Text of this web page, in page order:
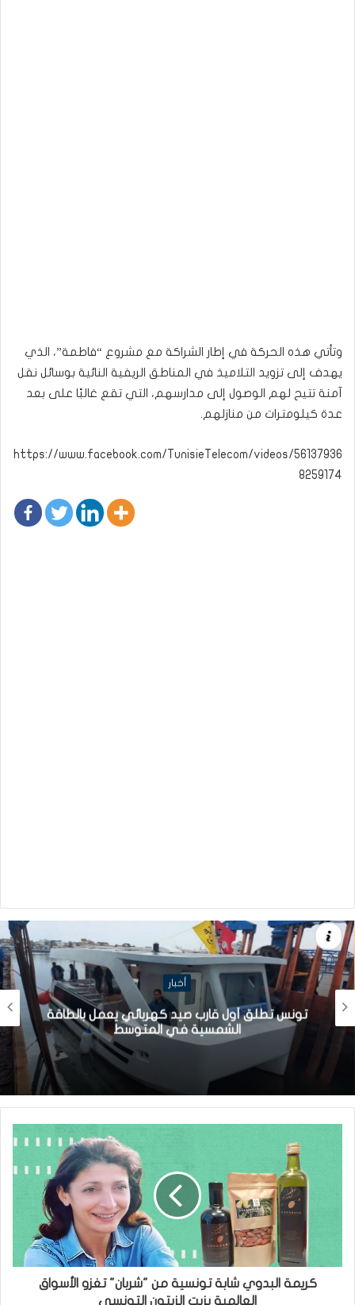
وتأتي هذه الحركة في إطار الشراكة مع مشروع “فاطمة”، الذي
يهدف إلى تزويد التلاميذ في المناطق الريفية النائية بوسائل نقل
آمنة تتيح لهم الوصول إلى مدارسهم، التي تقع غالبًا على بعد
عدة كيلومترات من منازلهم.
https://www.facebook.com/TunisieTelecom/videos/56137936
8259174
أخبار
تونس تطلق أول قارب صيد كهربائي يعمل بالطاقة
الشمسية في المتوسط
كريمة البدوي شابة تونسية من "شربان" تغزو الأسواق
العالمية بزيت الزيتون التونسي